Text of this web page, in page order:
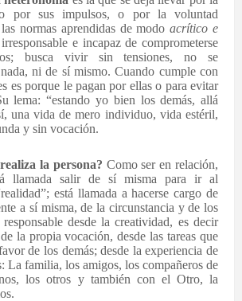
por sus impulsos, o por la voluntad
normas aprendidas de modoacrítico e
e incapaz de comprometerse
busca vivir sin tensiones, no se
ni de sí mismo. Cuando cumple con
es porque le pagan por ellas o para evitar
lema: “estando yo bien los demás, allá
una vida de mero individuo, vida estéril,
y sin vocación.
la persona? Como ser en relación,
llamada salir de sí misma para ir al
está llamada a hacerse cargo de
a sí misma, de la circunstancia y de los
desde la creatividad, es decir
la propia vocación, desde las tareas que
de los demás; desde la experiencia de
La familia, los amigos, los compañeros de
los otros y también con el Otro, la